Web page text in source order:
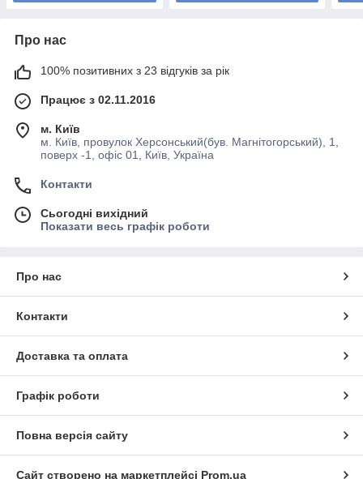
Про нас
100% позитивних з 23 відгуків за рік
Працює з 02.11.2016
м. Київ
м. Київ, провулок Херсонський(був. Магнітогорський), 1,
поверх -1, офіс 01, Київ, Україна
Контакти
Сьогодні вихідний
Показати весь графік роботи
Про нас
Контакти
Доставка та оплата
Графік роботи
Повна версія сайту
Сайт створено на маркетплейсі Prom.ua